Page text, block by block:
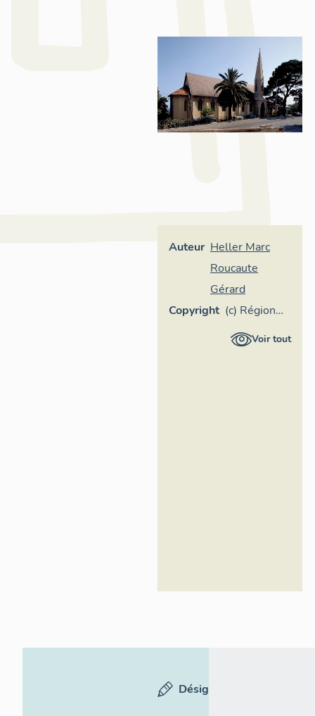
Auteur Heller Marc
Roucaute
Gérard
Copyright (c) Région
Provence-Voir tout
Désignation